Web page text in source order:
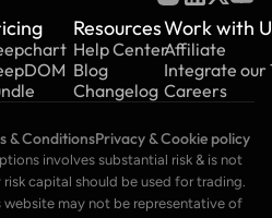
Resources
Help Center
Blog
Changelog
Work with
Affiliate
Integrate our
Careers
& ConditionsPrivacy & Cookie policy
involves substantial risk & is not
capital should be used for trading.
website may not be representative of